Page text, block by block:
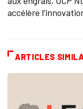
accélère
ARTICLES